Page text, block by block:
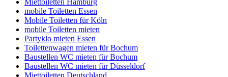
mobile Toiletten Essen
Mobile Toiletten für Köln
mobile Toiletten mieten
Partyklo mieten Essen
Toilettenwagen mieten für Bochum
Baustellen WC mieten für Bochum
Baustellen WC mieten für Düsseldorf
Miettoiletten Deutschland